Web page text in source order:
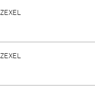
ZEXEL
ZEXEL